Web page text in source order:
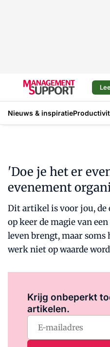
Nieuws & inspiratie
'Doe je het er
evenement
Dit artikel is voor jou, de
op keer de magie van
leven brengt, maar
werk niet op waarde
Krijg onbeperkt
artikelen.